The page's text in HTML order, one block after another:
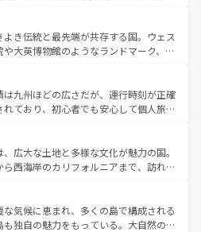
発祥地であるランス、プロヴァンスの
ー畑など、多彩な楽しみ方が可能だ。さ
地域にも魅力が溢れており、どの街角に
とそれぞれで全く異なる文化を体験で
ろう。 なお、新着のフランス情報はコンテンツ一覧
。
どこを歩いても飽きることがない。ベ
気、バイエルン州のアルプスの絶景、そ
のワイン畑といった風景は必見。ビール
ひ体験してほしい。 なお、新着の
テンツ一覧を参照してほしい。
よき伝統と最先端が共存する国。ウェス
や大英博物館のようなランドマーク、歴
力がある。また、優雅なアフタヌーン
きにはたまらない英国パブ、サッカー観
らこそできる体験も豊富。イギリスを旅
ほしい。
は九州ほどの広さだが、運行時刻が正確
れており、初心者でも安心して個人旅行
る町や、スイスならではのユニークな
プス観光だけでなく町歩きも満喫する
民の所得が高いため物価も高いが、旅行
光を楽しむこともできる。 なお、新
コンテンツ一覧 を参照してほしい。
広大な土地と多様な文化が魅力の国。
ら西海岸のカリフォルニアまで、訪れる
、観光、ショッピング、エンターテイ
た刺激的なスポットだ。一方、アメリカ
広がり、グランドキャニオンやイエロー
な気候に恵まれ、多くの島で構成される
も独自の魅力をもっている。大自然の神